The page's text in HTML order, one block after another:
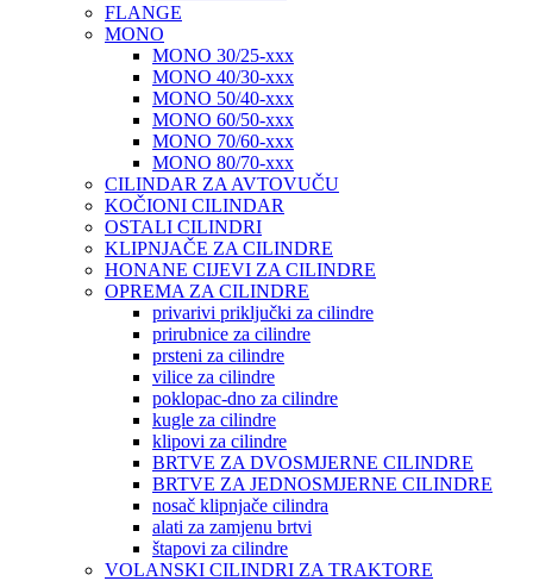
FLANGE
MONO
MONO 30/25-xxx
MONO 40/30-xxx
MONO 50/40-xxx
MONO 60/50-xxx
MONO 70/60-xxx
MONO 80/70-xxx
CILINDAR ZA AVTOVUČU
KOČIONI CILINDAR
OSTALI CILINDRI
KLIPNJAČE ZA CILINDRE
HONANE CIJEVI ZA CILINDRE
OPREMA ZA CILINDRE
privarivi priključki za cilindre
prirubnice za cilindre
prsteni za cilindre
vilice za cilindre
poklopac-dno za cilindre
kugle za cilindre
klipovi za cilindre
BRTVE ZA DVOSMJERNE CILINDRE
BRTVE ZA JEDNOSMJERNE CILINDRE
nosač klipnjače cilindra
alati za zamjenu brtvi
štapovi za cilindre
VOLANSKI CILINDRI ZA TRAKTORE